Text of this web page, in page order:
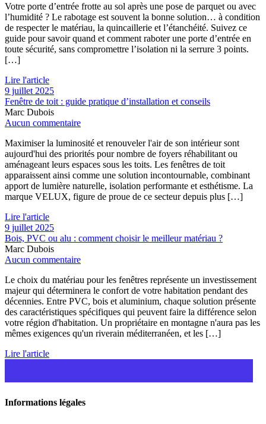
Votre porte d’entrée frotte au sol après une pose de parquet ou avec
l’humidité ? Le rabotage est souvent la bonne solution… à condition
de respecter le matériau, la quincaillerie et l’étanchéité. Suivez ce
guide pour savoir quand et comment raboter une porte d’entrée en
toute sécurité, sans compromettre l’isolation ni la serrure 3 points.
[…]
Lire l'article
9 juillet 2025
Fenêtre de toit : guide pratique d’installation et conseils
Marc Dubois
Aucun commentaire
Maximiser la luminosité et renouveler l'air de son intérieur sont
aujourd'hui des priorités pour nombre de foyers réhabilitant ou
aménageant leurs espaces sous les toits. Les fenêtres de toit
apparaissent ainsi comme une solution incontournable, combinant
apport de lumière naturelle, isolation performante et esthétisme. La
marque VELUX, figure de proue de ce secteur depuis plus […]
Lire l'article
9 juillet 2025
Bois, PVC ou alu : comment choisir le meilleur matériau ?
Marc Dubois
Aucun commentaire
Le choix du matériau pour les fenêtres représente un investissement
majeur qui déterminera le confort de votre habitation pendant des
décennies. Entre PVC, bois et aluminium, chaque solution présente
des caractéristiques spécifiques qui peuvent faire la différence selon
votre région d'habitation. Un propriétaire en montagne n'aura pas les
mêmes exigences qu'un riverain méditerranéen, et les […]
Lire l'article
Informations légales